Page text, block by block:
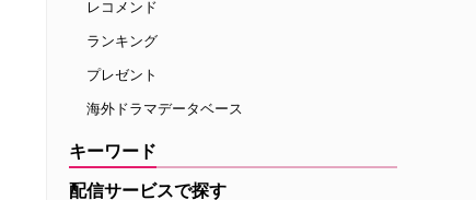
レコメンド
ランキング
プレゼント
海外ドラマデータベース
キーワード
配信サービスで探す